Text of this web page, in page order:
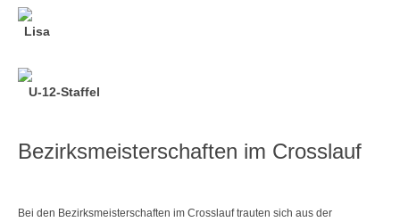
Lisa
U-12-Staffel
Bezirksmeisterschaften im Crosslauf
Bei den Bezirksmeisterschaften im Crosslauf trauten sich aus der